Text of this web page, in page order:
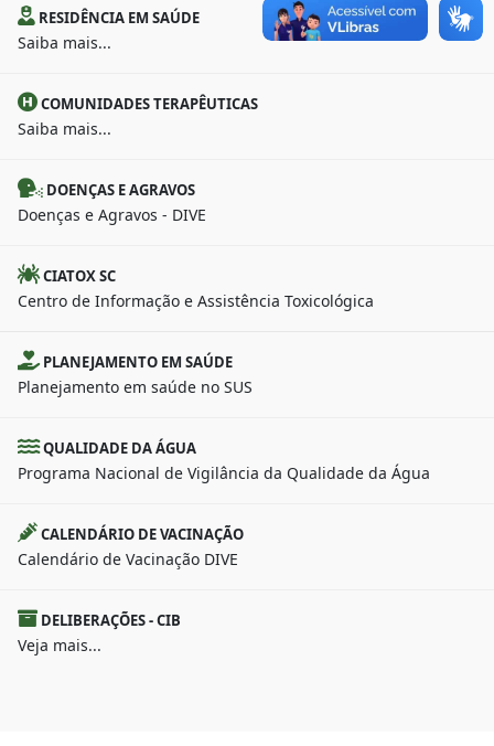
RESIDÊNCIA EM SAÚDE
Saiba mais...
COMUNIDADES TERAPÊUTICAS
Saiba mais...
DOENÇAS E AGRAVOS
Doenças e Agravos - DIVE
CIATOX SC
Centro de Informação e Assistência Toxicológica
PLANEJAMENTO EM SAÚDE
Planejamento em saúde no SUS
QUALIDADE DA ÁGUA
Programa Nacional de Vigilância da Qualidade da Água
CALENDÁRIO DE VACINAÇÃO
Calendário de Vacinação DIVE
DELIBERAÇÕES - CIB
Veja mais...